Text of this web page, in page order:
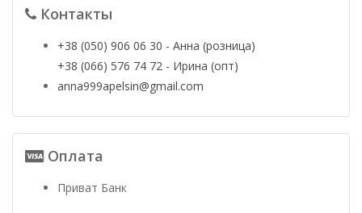
Контакты
+38 (050) 906 06 30 - Анна (розница)
+38 (066) 576 74 72 - Ирина (опт)
anna999apelsin@gmail.com
Оплата
Приват Банк